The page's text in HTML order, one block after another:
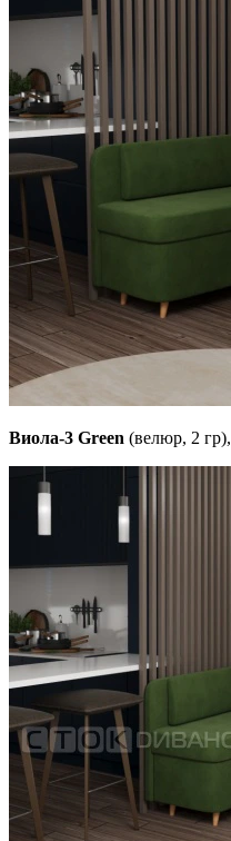
Виола-3 Green (велюр, 2 гр),